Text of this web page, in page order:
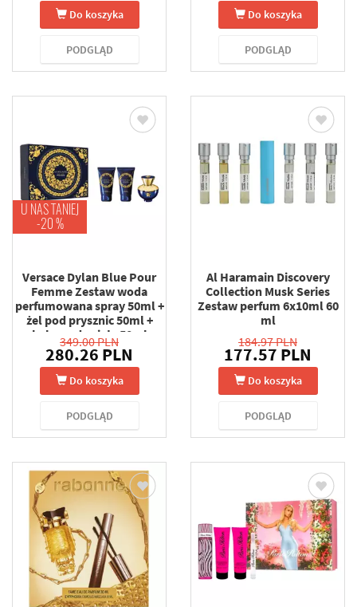
Do koszyka
PODGLĄD
Do koszyka
PODGLĄD
U NAS TANIEJ
-20 %
Versace Dylan Blue Pour
Femme Zestaw woda
perfumowana spray 50ml +
żel pod prysznic 50ml +
balsam do ciała 50ml
349.00 PLN
280.26 PLN
Do koszyka
PODGLĄD
Al Haramain Discovery
Collection Musk Series
Zestaw perfum 6x10ml 60
ml
184.97 PLN
177.57 PLN
Do koszyka
PODGLĄD